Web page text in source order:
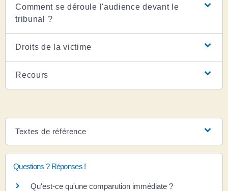
Comment se déroule l'audience devant le
tribunal ?
Droits de la victime
Recours
Textes de référence
Questions ? Réponses !
Qu'est-ce qu'une comparution immédiate ?